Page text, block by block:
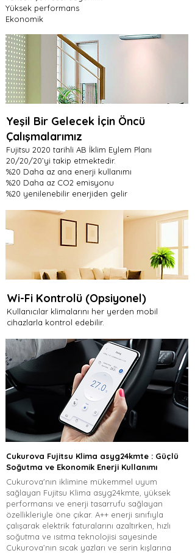
Yüksek performans
Ekonomik
Yeşil Bir Gelecek İçin Öncü
Çalışmalarımız
Fujitsu 2020 tarihli AB İklim Eylem Planı
20/20/20’yi takip etmektedir.
%20 Daha az ana enerji kullanımı
%20 Daha az CO2 emisyonu
%20 yenilenebilir enerjiden gelir
Wi-Fi Kontrolü (Opsiyonel)
Kullanıcılar klimalarını her yerden mobil
cihazlarla kontrol edebilir.
Cukurova Fujitsu Klima asyg24kmte : Güçlü
Soğutma ve Ekonomik Enerji Kullanımı
Cukurova'nın iklimine mükemmel uyum
sağlayan Fujitsu Klima asyg24kmte, yüksek
performansı ve enerji tasarrufu sağlayan
özellikleriyle öne çıkar. A++ enerji sınıfıyla
çalışarak elektrik faturalarını azaltırken, hızlı
soğutma ve ısıtma teknolojisi sayesinde
Cukurova’nın sıcak yazları ve serin kışlarına